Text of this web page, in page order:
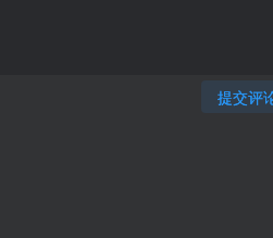
提交评